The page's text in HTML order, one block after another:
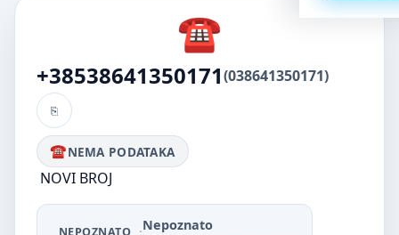
+38538641350171(038641350171)
NEMA PODATAKA
NOVI BROJ
NEPOZNATO ·Nepoznato